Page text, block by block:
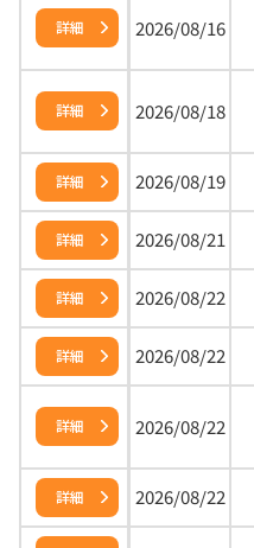
詳細 2026/08/16
詳細 2026/08/18
詳細 2026/08/19
詳細 2026/08/21
詳細 2026/08/22
詳細 2026/08/22
詳細 2026/08/22
詳細 2026/08/22